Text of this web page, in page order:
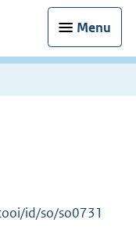
Menu
id/so/so0731